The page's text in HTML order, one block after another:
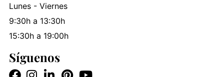
Lunes - Viernes
9:30h a 13:30h
15:30h a 19:00h
Síguenos